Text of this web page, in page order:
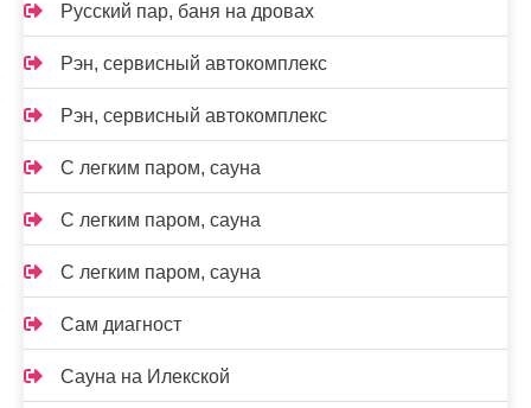
Русский пар, баня на дровах
Рэн, сервисный автокомплекс
Рэн, сервисный автокомплекс
С легким паром, сауна
С легким паром, сауна
С легким паром, сауна
Сам диагност
Сауна на Илекской